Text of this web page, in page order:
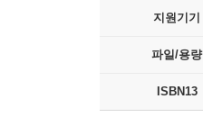
지원기기
파일/용량
ISBN13